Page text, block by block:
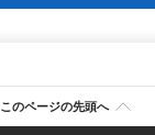
このページの先頭へ